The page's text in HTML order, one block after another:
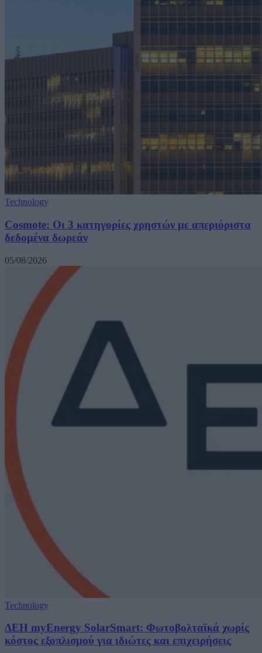
Technology
Cosmote: Οι 3 κατηγορίες χρηστών με απεριόριστα
δεδομένα δωρεάν
05/08/2026
Technology
ΔΕΗ myEnergy SolarSmart: Φωτοβολταϊκά χωρίς
κόστος εξοπλισμού για ιδιώτες και επιχειρήσεις